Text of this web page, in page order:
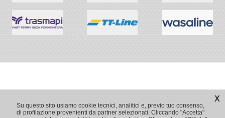
X
Su questo sito usiamo cookie tecnici, analitici e, previo tuo consenso,
di profilazione provenienti da partner selezionati. Cliccando "Accetta"